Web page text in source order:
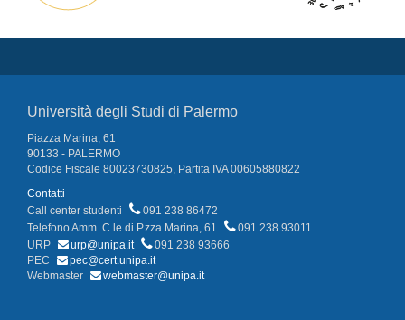
Università degli Studi di Palermo
Piazza Marina, 61
90133 - PALERMO
Codice Fiscale 80023730825, Partita IVA 00605880822
Contatti
Call center studenti
091 238 86472
Telefono Amm. C.le di P.zza Marina, 61
091 238 93011
URP
urp@unipa.it
091 238 93666
PEC
pec@cert.unipa.it
Webmaster
webmaster@unipa.it